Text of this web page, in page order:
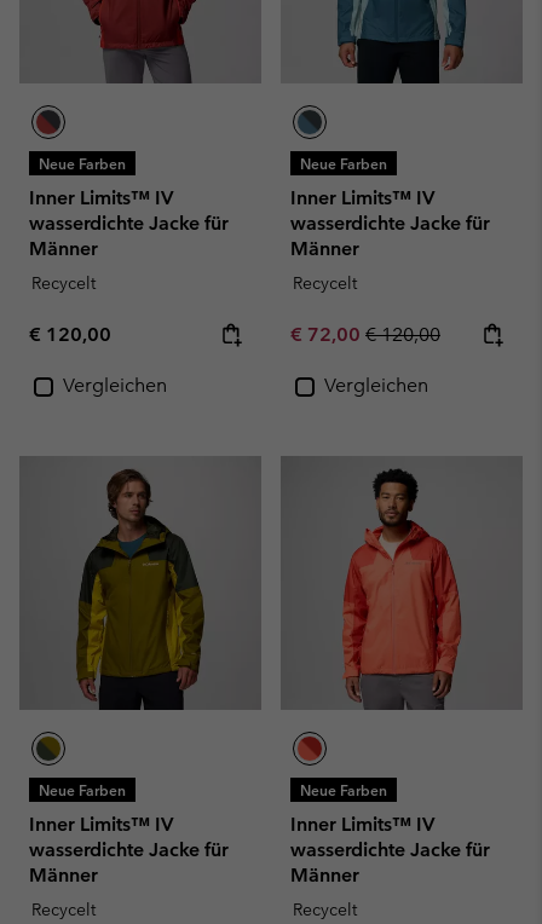
Neue Farben
Inner Limits™ IV
wasserdichte Jacke für
Männer
Recycelt
Regular price:
€ 120,00
Vergleichen
Neue Farben
Inner Limits™ IV
wasserdichte Jacke für
Männer
Recycelt
Sale price:
€ 72,00 Regular price:
€ 120,00
Vergleichen
Neue Farben
Inner Limits™ IV
wasserdichte Jacke für
Männer
Recycelt
Neue Farben
Inner Limits™ IV
wasserdichte Jacke für
Männer
Recycelt